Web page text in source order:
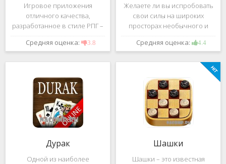
Игровое приложения
отличного качества,
разработанное в стиле РПГ –
это, конечно же, Dark
Avenger. В ней вы сможете
большое количество
проблем на свою
Средняя оценка: 3.8
Желаете ли вы испробовать
свои силы на широких
просторах необычного и
удивительного мира,
который наполнен
Если да, тогда вам к нам. Игра,
которую мы вам предложим
ниже и о
Средняя оценка: 4.4
Дурак
Одной из наиболее
Шашки
Шашки – это известная